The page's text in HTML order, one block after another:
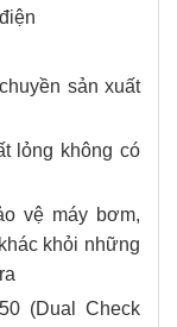
sản xuất
lỏng không có
vệ máy bơm,
khỏi những
(Dual Check